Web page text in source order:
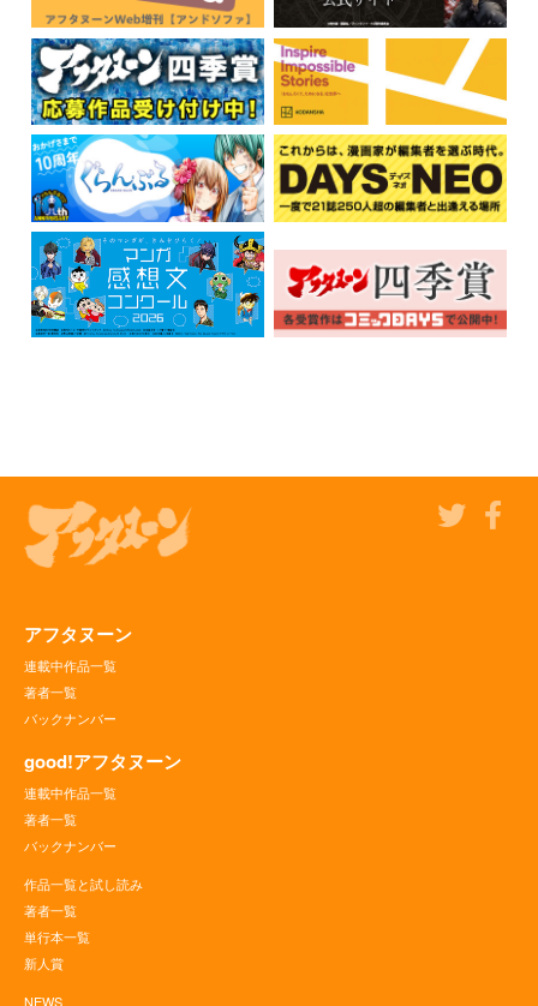
アフタヌーン
連載中作品一覧
著者一覧
バックナンバー
good!アフタヌーン
連載中作品一覧
著者一覧
バックナンバー
作品一覧と試し読み
著者一覧
単行本一覧
新人賞
NEWS